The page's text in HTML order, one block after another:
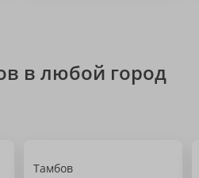
в любой город
Тамбов